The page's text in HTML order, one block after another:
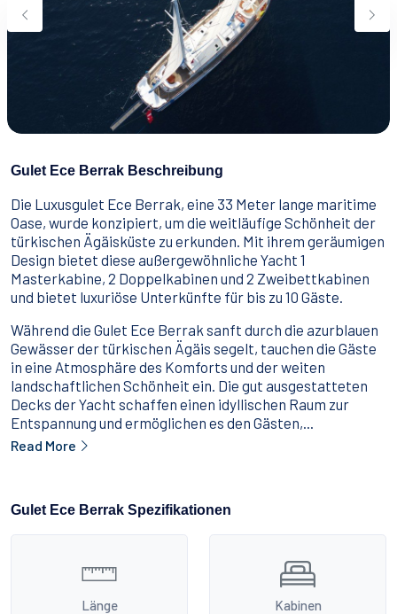
Essen & Trinken
Wie man bucht
Geschäftsbedingungen
Kontakt
Gulet Ece Berrak Beschreibung
Die Luxusgulet Ece Berrak, eine 33 Meter lange maritime
Oase, wurde konzipiert, um die weitläufige Schönheit der
türkischen Ägäisküste zu erkunden. Mit ihrem geräumigen
Design bietet diese außergewöhnliche Yacht 1
Masterkabine, 2 Doppelkabinen und 2 Zweibettkabinen
und bietet luxuriöse Unterkünfte für bis zu 10 Gäste.
Während die Gulet Ece Berrak sanft durch die azurblauen
Gewässer der türkischen Ägäis segelt, tauchen die Gäste
in eine Atmosphäre des Komforts und der weiten
landschaftlichen Schönheit ein. Die gut ausgestatteten
Decks der Yacht schaffen einen idyllischen Raum zur
Entspannung und ermöglichen es den Gästen,...
Read More
Gulet Ece Berrak Spezifikationen
Länge Kabinen